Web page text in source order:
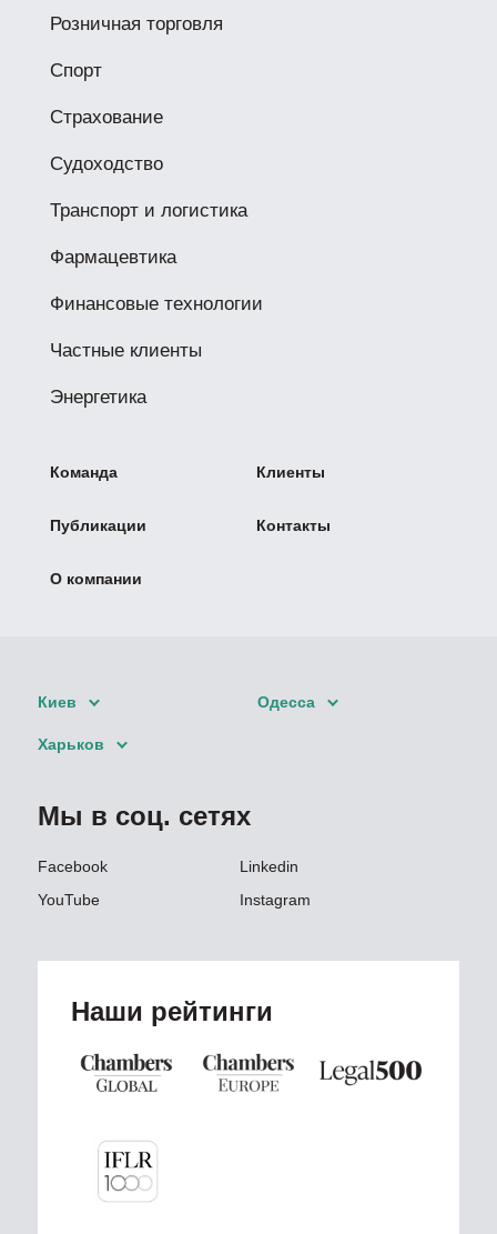
Розничная торговля
Спорт
Страхование
Судоходство
Транспорт и логистика
Фармацевтика
Финансовые технологии
Частные клиенты
Энергетика
Команда Клиенты
Публикации Контакты
О компании
Киев Одесса
Харьков
Мы в соц. сетях
Facebook
Linkedin
YouTube
Instagram
Наши рейтинги